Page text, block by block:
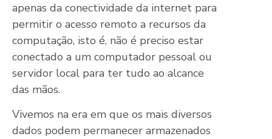
apenas da conectividade da internet para
permitir o acesso remoto a recursos da
computação, isto é, não é preciso estar
conectado a um computador pessoal ou
servidor local para ter tudo ao alcance
das mãos.
Vivemos na era em que os mais diversos
dados podem permanecer armazenados